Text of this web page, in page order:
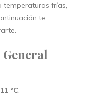
temperaturas frías,
te
°C.